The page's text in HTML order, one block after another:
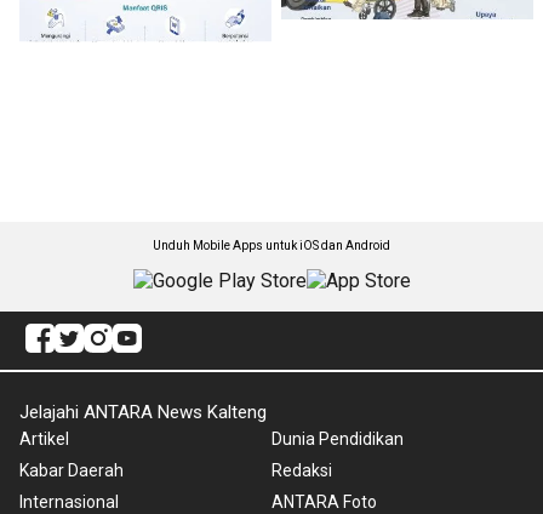
Unduh Mobile Apps untuk iOS dan Android
Jelajahi ANTARA News Kalteng
Artikel
Kabar Daerah
Internasional
Dunia Pendidikan
Redaksi
ANTARA Foto